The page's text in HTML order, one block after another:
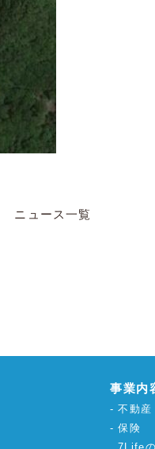
ニュース一覧
事業内
不動産
保険